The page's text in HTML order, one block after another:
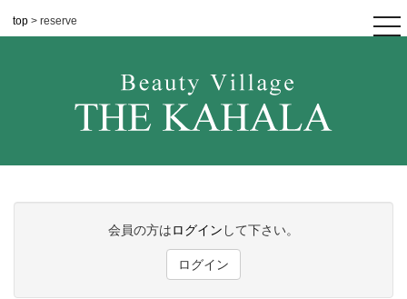
top > reserve
会員の方はログイン して下さい。
ログイン